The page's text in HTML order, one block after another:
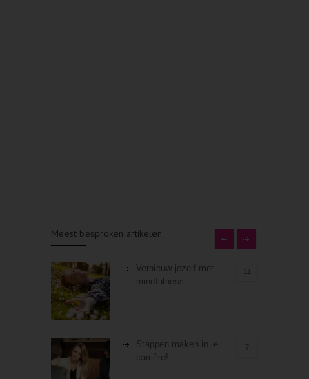
Meest besproken artikelen
Vernieuw jezelf met
mindfulness
Stappen maken in je
carrière!
7